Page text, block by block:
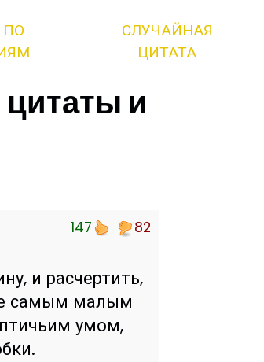
СЛУЧАЙНАЯ
ЦИТАТА
и
147 82
и расчертить,
самым малым
умом,